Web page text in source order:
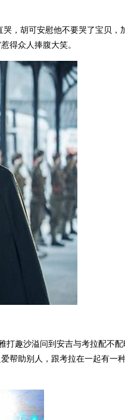
，胡可安慰他不要哭了宝贝，
得众人捧腹大笑。
打趣沙溢问到安吉与考拉配不配
帮助别人，跟考拉在一起有一